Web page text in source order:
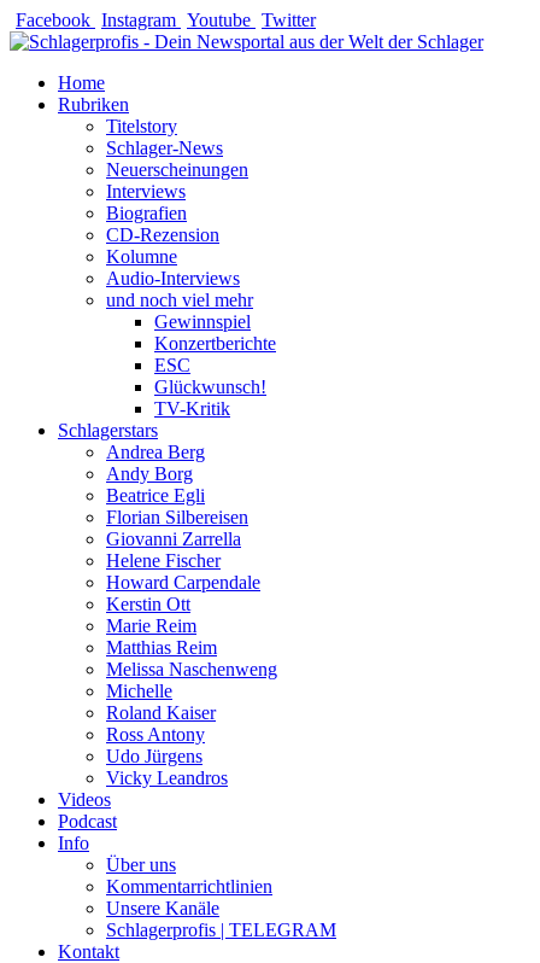
Zum
Inhalt
Facebook Instagram Youtube Twitter
Home
Rubriken
Titelstory
Schlager-News
Neuerscheinungen
Interviews
Biografien
CD-Rezension
Kolumne
Audio-Interviews
und noch viel mehr
Gewinnspiel
Konzertberichte
ESC
Glückwunsch!
TV-Kritik
Schlagerstars
Andrea Berg
Andy Borg
Beatrice Egli
Florian Silbereisen
Giovanni Zarrella
Helene Fischer
Howard Carpendale
Kerstin Ott
Marie Reim
Matthias Reim
Melissa Naschenweng
Michelle
Roland Kaiser
Ross Antony
Udo Jürgens
Vicky Leandros
Videos
Podcast
Info
Über uns
Kommentarrichtlinien
Unsere Kanäle
Schlagerprofis | TELEGRAM
Kontakt